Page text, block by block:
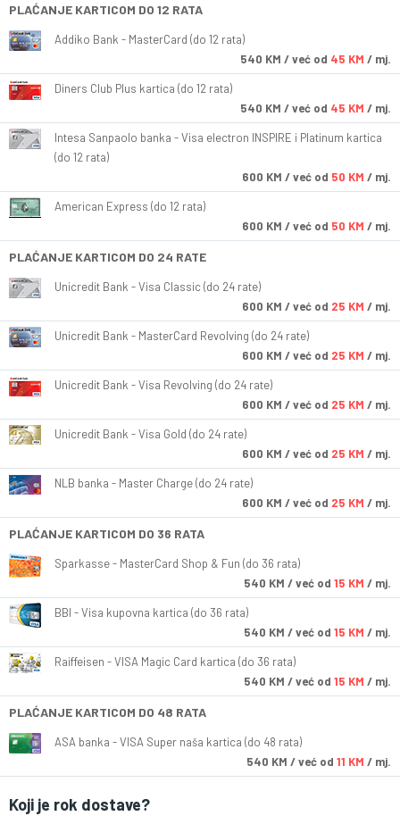
PLAĆANJE KARTICOM DO 12 RATA
Addiko Bank - MasterCard (do 12 rata)
540 KM / već od 45 KM / mj.
Diners Club Plus kartica (do 12 rata)
540 KM / već od 45 KM / mj.
Intesa Sanpaolo banka - Visa electron INSPIRE i Platinum kartica
(do 12 rata)
600 KM / već od 50 KM / mj.
American Express (do 12 rata)
600 KM / već od 50 KM / mj.
PLAĆANJE KARTICOM DO 24 RATE
Unicredit Bank - Visa Classic (do 24 rate)
600 KM / već od 25 KM / mj.
Unicredit Bank - MasterCard Revolving (do 24 rate)
600 KM / već od 25 KM / mj.
Unicredit Bank - Visa Revolving (do 24 rate)
600 KM / već od 25 KM / mj.
Unicredit Bank - Visa Gold (do 24 rate)
600 KM / već od 25 KM / mj.
NLB banka - Master Charge (do 24 rate)
600 KM / već od 25 KM / mj.
PLAĆANJE KARTICOM DO 36 RATA
Sparkasse - MasterCard Shop & Fun (do 36 rata)
540 KM / već od 15 KM / mj.
BBI - Visa kupovna kartica (do 36 rata)
540 KM / već od 15 KM / mj.
Raiffeisen - VISA Magic Card kartica (do 36 rata)
540 KM / već od 15 KM / mj.
PLAĆANJE KARTICOM DO 48 RATA
ASA banka - VISA Super naša kartica (do 48 rata)
540 KM / već od 11 KM / mj.
Koji je rok dostave?